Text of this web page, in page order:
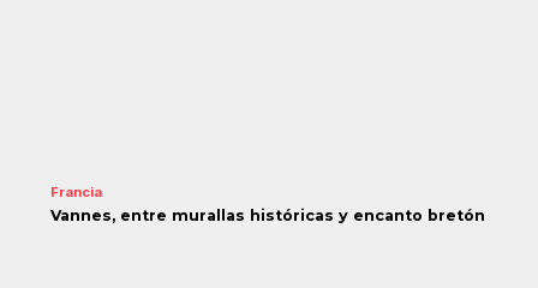
Francia
Vannes, entre murallas históricas y encanto bretón